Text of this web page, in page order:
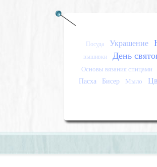
Посуда Украшение
вышивки
День
Основы вязания спицами
Пасха Бисер Мыло